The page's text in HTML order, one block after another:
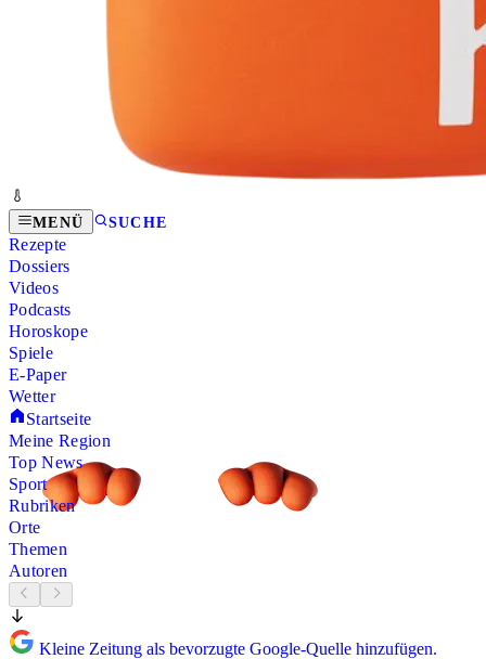
MENÜ SUCHE
Rezepte
Dossiers
Videos
Podcasts
Horoskope
Spiele
E-Paper
Wetter
Startseite
Meine Region
Top News
Sport
Rubriken
Orte
Themen
Autoren
Kleine Zeitung als bevorzugte Google-Quelle hinzufügen.